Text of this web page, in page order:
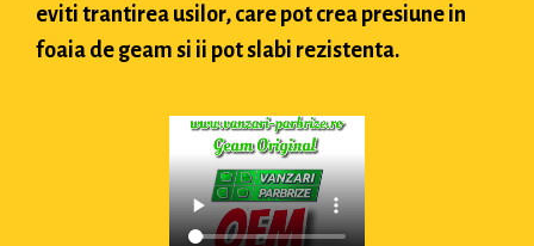
eviti trantirea usilor, care pot crea presiune in
foaia de geam si ii pot slabi rezistenta.